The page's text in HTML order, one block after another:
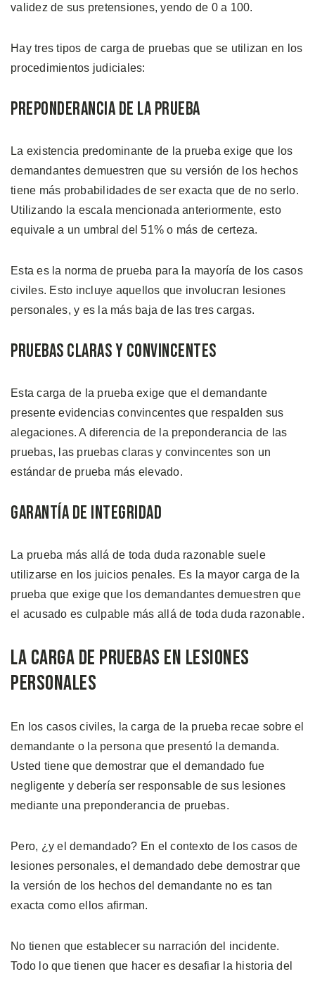
validez de sus pretensiones, yendo de 0 a 100.
Hay tres tipos de carga de pruebas que se utilizan en los
procedimientos judiciales:
Preponderancia de la Prueba
La existencia predominante de la prueba exige que los
demandantes demuestren que su versión de los hechos
tiene más probabilidades de ser exacta que de no serlo.
Utilizando la escala mencionada anteriormente, esto
equivale a un umbral del 51% o más de certeza.
Esta es la norma de prueba para la mayoría de los casos
civiles. Esto incluye aquellos que involucran lesiones
personales, y es la más baja de las tres cargas.
Pruebas Claras y Convincentes
Esta carga de la prueba exige que el demandante
presente evidencias convincentes que respalden sus
alegaciones. A diferencia de la preponderancia de las
pruebas, las pruebas claras y convincentes son un
estándar de prueba más elevado.
Garantía de Integridad
La prueba más allá de toda duda razonable suele
utilizarse en los juicios penales. Es la mayor carga de la
prueba que exige que los demandantes demuestren que
el acusado es culpable más allá de toda duda razonable.
La Carga de Pruebas en Lesiones
Personales
En los casos civiles, la carga de la prueba recae sobre el
demandante o la persona que presentó la demanda.
Usted tiene que demostrar que el demandado fue
negligente y debería ser responsable de sus lesiones
mediante una preponderancia de pruebas.
Pero, ¿y el demandado? En el contexto de los casos de
lesiones personales, el demandado debe demostrar que
la versión de los hechos del demandante no es tan
exacta como ellos afirman.
No tienen que establecer su narración del incidente.
Todo lo que tienen que hacer es desafiar la historia del